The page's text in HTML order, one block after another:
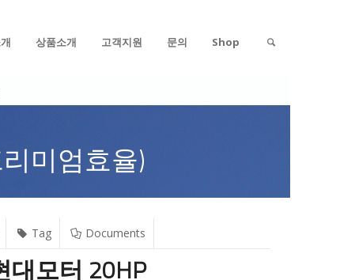
상품소개 고객지원 문의 Shop
리미엄효율)
Tag Documents
대모터 20HP